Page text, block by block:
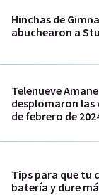
Hinchas de
abuchearon a
Telenueve
desplomaron las
de febrero de
Tips para que tu
batería y dure